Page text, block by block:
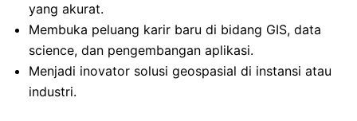
yang akurat.
Membuka peluang karir baru di bidang GIS, data
science, dan pengembangan aplikasi.
Menjadi inovator solusi geospasial di instansi atau
industri.